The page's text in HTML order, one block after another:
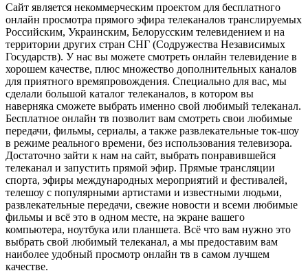
Сайт является некоммерческим проектом для бесплатного
онлайн просмотра прямого эфира телеканалов транслируемых
Российским, Украинским, Белорусским телевидением и на
территории других стран СНГ (Содружества Независимых
Государств). У нас вы можете смотреть онлайн телевидение в
хорошем качестве, плюс множество дополнительных каналов
для приятного времяпровождения. Специально для вас, мы
сделали большой каталог телеканалов, в котором вы
наверняка сможете выбрать именно свой любимый телеканал.
Бесплатное онлайн тв позволит вам смотреть свои любимые
передачи, фильмы, сериалы, а также развлекательные ток-шоу
в режиме реального времени, без использования телевизора.
Достаточно зайти к нам на сайт, выбрать понравившейся
телеканал и запустить прямой эфир. Прямые трансляции
спорта, эфиры международных мероприятий и фестивалей,
телешоу с популярными артистами и известными людьми,
развлекательные передачи, свежие новости и всеми любимые
фильмы и всё это в одном месте, на экране вашего
компьютера, ноутбука или планшета. Всё что вам нужно это
выбрать свой любимый телеканал, а мы предоставим вам
наиболее удобный просмотр онлайн тв в самом лучшем
качестве.